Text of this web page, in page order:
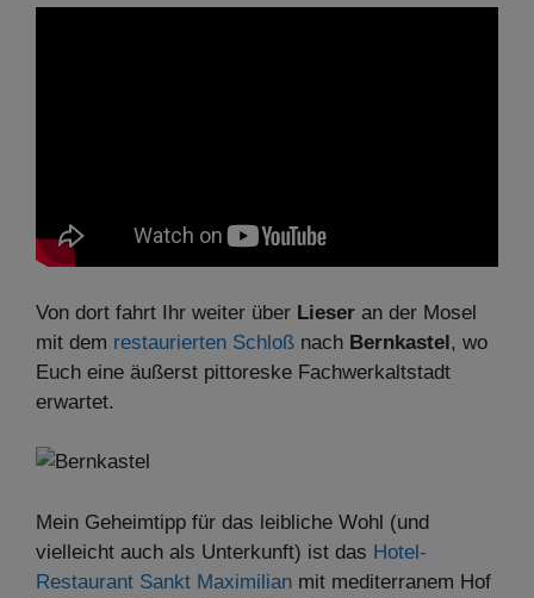
Von dort fahrt Ihr weiter über Lieser an der Mosel
mit dem restaurierten Schloß nach Bernkastel, wo
Euch eine äußerst pittoreske Fachwerkaltstadt
erwartet.
Mein Geheimtipp für das leibliche Wohl (und
vielleicht auch als Unterkunft) ist das Hotel-
Restaurant Sankt Maximilian mit mediterranem Hof